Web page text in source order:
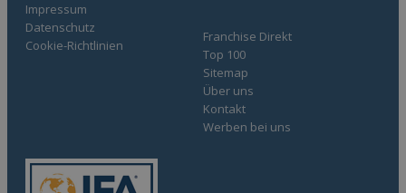
Franchise Direkt
Top 100
Sitemap
Über uns
Kontakt
Werben bei uns
Impressum
Datenschutz
Cookie-Richtlinien